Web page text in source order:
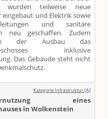
wurden teilweise neue
eingebaut und Elektrik sowie
und sanitäre
neu geschaffen. Zudem
der Ausbau das
inklusive
Das Gebäude steht nicht
Kategorie Infrastruktur (A)
eines
in Wolkenstein